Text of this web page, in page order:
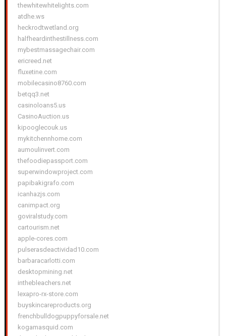
thewhitewhitelights.com
atdhe.ws
heckrodtwetland.org
halfheardinthestillness.com
mybestmassagechair.com
ericreed.net
fluxetine.com
mobilecasino8760.com
betqq3.net
casinoloans5.us
CasinoAuction.us
kipooglecouk.us
mykitchennhome.com
aumoulinvert.com
thefoodiepassport.com
superwindowproject.com
papibakigrafo.com
icanhazjs.com
canimpact.org
goviralstudy.com
cartourism.net
apple-cores.com
pulserasdeactividad10.com
barbaracarlotti.com
desktopmining.net
inthebleachers.net
lexapro-rx-store.com
buyskincareproducts.org
frenchbulldogpuppyforsale.net
kogamasquid.com